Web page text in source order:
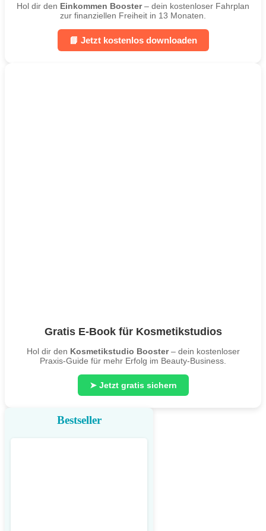
Hol dir den Einkommen Booster– dein kostenloser Fahrplan
zur finanziellen Freiheit in 13 Monaten.
📘 Jetzt kostenlos downloaden
Gratis E-Book für Kosmetikstudios
Hol dir den Kosmetikstudio Booster– dein kostenloser
Praxis-Guide für mehr Erfolg im Beauty-Business.
➤ Jetzt gratis sichern
Bestseller